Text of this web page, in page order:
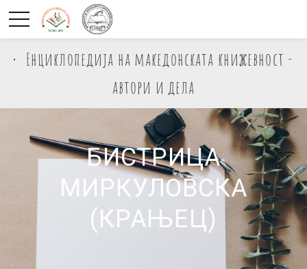
Енциклопедија на македонската книжевност -
автори и дела
БИСТРИЦА
МИРКУЛОВСКА
(КРАЊЕЦ)